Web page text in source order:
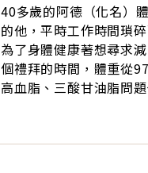
40多歲的阿德（化名）
的他，平時工作時間瑣
為了身體健康著想尋求
個禮拜的時間，體重從
高血脂、三酸甘油脂問